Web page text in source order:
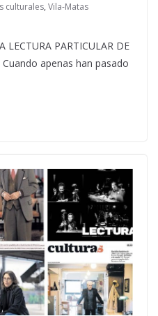
culturales, Vila-Matas
PARTICULAR DE
Cuando apenas han pasado